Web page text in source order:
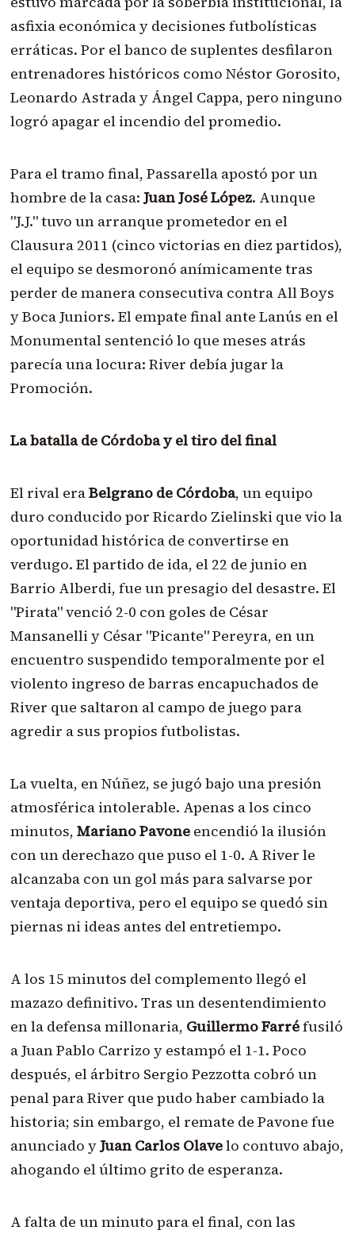
asfixia económica y decisiones futbolísticas
erráticas. Por el banco de suplentes desfilaron
entrenadores históricos como Néstor Gorosito,
Leonardo Astrada y Ángel Cappa, pero ninguno
logró apagar el incendio del promedio.
Para el tramo final, Passarella apostó por un
hombre de la casa: Juan José López. Aunque
"J.J." tuvo un arranque prometedor en el
Clausura 2011 (cinco victorias en diez partidos),
el equipo se desmoronó anímicamente tras
perder de manera consecutiva contra All Boys
y Boca Juniors. El empate final ante Lanús en el
Monumental sentenció lo que meses atrás
parecía una locura: River debía jugar la
Promoción.
La batalla de Córdoba y el tiro del final
El rival eraBelgrano de Córdoba, un equipo
duro conducido por Ricardo Zielinski que vio la
oportunidad histórica de convertirse en
verdugo. El partido de ida, el 22 de junio en
Barrio Alberdi, fue un presagio del desastre. El
"Pirata" venció 2-0 con goles de César
Mansanelli y César "Picante" Pereyra, en un
encuentro suspendido temporalmente por el
violento ingreso de barras encapuchados de
River que saltaron al campo de juego para
agredir a sus propios futbolistas.
La vuelta, en Núñez, se jugó bajo una presión
atmosférica intolerable. Apenas a los cinco
minutos, Mariano Pavoneencendió la ilusión
con un derechazo que puso el 1-0. A River le
alcanzaba con un gol más para salvarse por
ventaja deportiva, pero el equipo se quedó sin
piernas ni ideas antes del entretiempo.
A los 15 minutos del complemento llegó el
mazazo definitivo. Tras un desentendimiento
en la defensa millonaria, Guillermo Farréfusiló
a Juan Pablo Carrizo y estampó el 1-1. Poco
después, el árbitro Sergio Pezzotta cobró un
penal para River que pudo haber cambiado la
historia; sin embargo, el remate de Pavone fue
anunciado yJuan Carlos Olavelo contuvo abajo,
ahogando el último grito de esperanza.
A falta de un minuto para el final, con las